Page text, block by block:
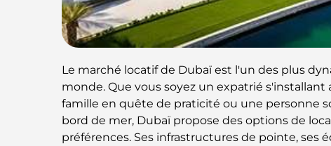
Le marché locatif de Dubaï est l'un des plus
monde. Que vous soyez un expatrié s'installant
famille en quête de praticité ou une personne
bord de mer, Dubaï propose des options de
préférences. Ses infrastructures de pointe,